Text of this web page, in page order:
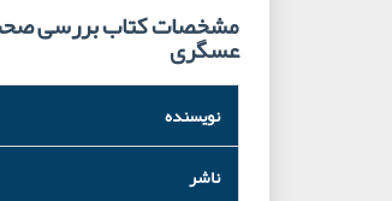
مشخصات کتاب بررسی صحت
عسگری
نویسنده
ناشر